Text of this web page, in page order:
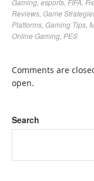
Gaming esports FIFA
Reviews Game
Platforms Gaming Tips
Online Gaming PES
Comments are
open.
Search